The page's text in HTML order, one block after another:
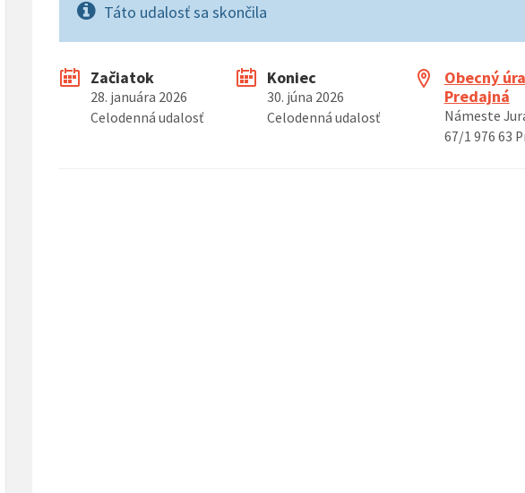
Táto udalosť sa skončila
Začiatok
28. januára 2026
Celodenná udalosť
Koniec
30. júna 2026
Celodenná udalosť
Obecný
Predajná
Námeste
67/1 976 63